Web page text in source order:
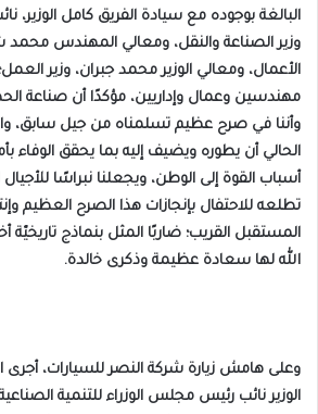
البالغة بوجوده مع سيادة الفريق كامل الوزير،
وزير الصناعة والنقل، ومعالي المهندس محمد
الأعمال، ومعالي الوزير محمد جبران، وزير
مهندسين وعمال وإداريين، مؤكدًا أن صناعة
وأننا في صرح عظيم تسلمناه من جيل سابق،
الحالي أن يطوره ويضيف إليه بما يحقق الوفاء
أسباب القوة إلى الوطن، ويجعلنا نبراسًا للأجيال
تطلعه للاحتفال بإنجازات هذا الصرح العظيم
المستقبل القريب؛ ضاربًا المثل بنماذج
الله لها سعادة عظيمة وذكرى خالدة.
وعلى هامش زيارة شركة النصر للسيارات،
الوزير نائب رئيس مجلس الوزراء للتنمية